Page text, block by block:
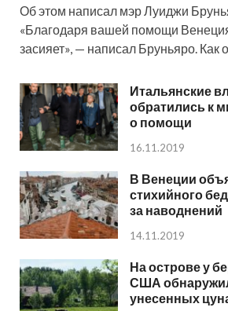
Об этом написал мэр Луиджи
«Благодаря вашей помощи
засияет», — написал Бруньяро. Как
Итальянские
обратились к
о помощи
16.11.2019
В Венеции
стихийного
за наводнений
14.11.2019
На острове у
США
унесенных